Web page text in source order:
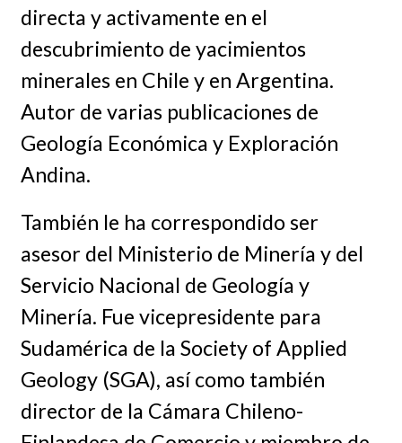
directa y activamente en el
descubrimiento de yacimientos
minerales en Chile y en Argentina.
Autor de varias publicaciones de
Geología Económica y Exploración
Andina.
También le ha correspondido ser
asesor del Ministerio de Minería y del
Servicio Nacional de Geología y
Minería. Fue vicepresidente para
Sudamérica de la Society of Applied
Geology (SGA), así como también
director de la Cámara Chileno-